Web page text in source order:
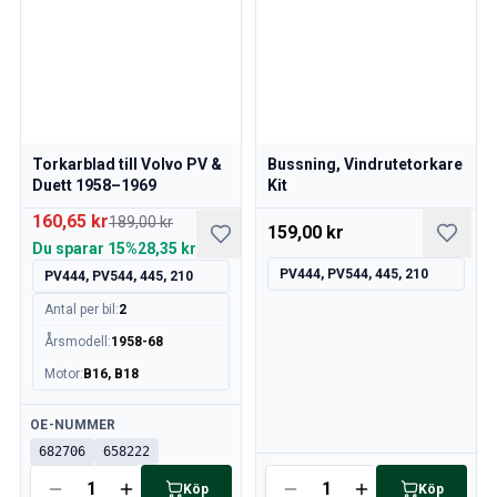
Volvo 140/164 Bränsle/avgassystem
Volvo 140/164 Värme/Friskluft
Volvo 140/164 Inredning
Volvo 140/164 Kraftöverföring/bakaxel
Övrigt Volvo 140/164
Volvo 140/164 Däck/Fälg/Navkapslar
Volvo 240/Volvo 260 Reservdelar
Volvo 240/260 Bränsle/avgassystem
Volvo 240/260 Framvagn
Volvo 240/260 Inredning
Volvo 240/260 Däck/fälg
Torkarblad till Volvo PV &
Duett 1958–1969
160,65 kr189,00 kr
Du sparar 15%28,35 kr
PV444, PV544, 445, 210
Antal per bil :2
Årsmodell :1958-68
Motor: B16, B18
Tillgänglig
OE-NUMMER
682706
658222
Köp
Bussning, Vindrutetorkare
Kit
159,00 kr
PV444, PV544, 445, 210
Köp